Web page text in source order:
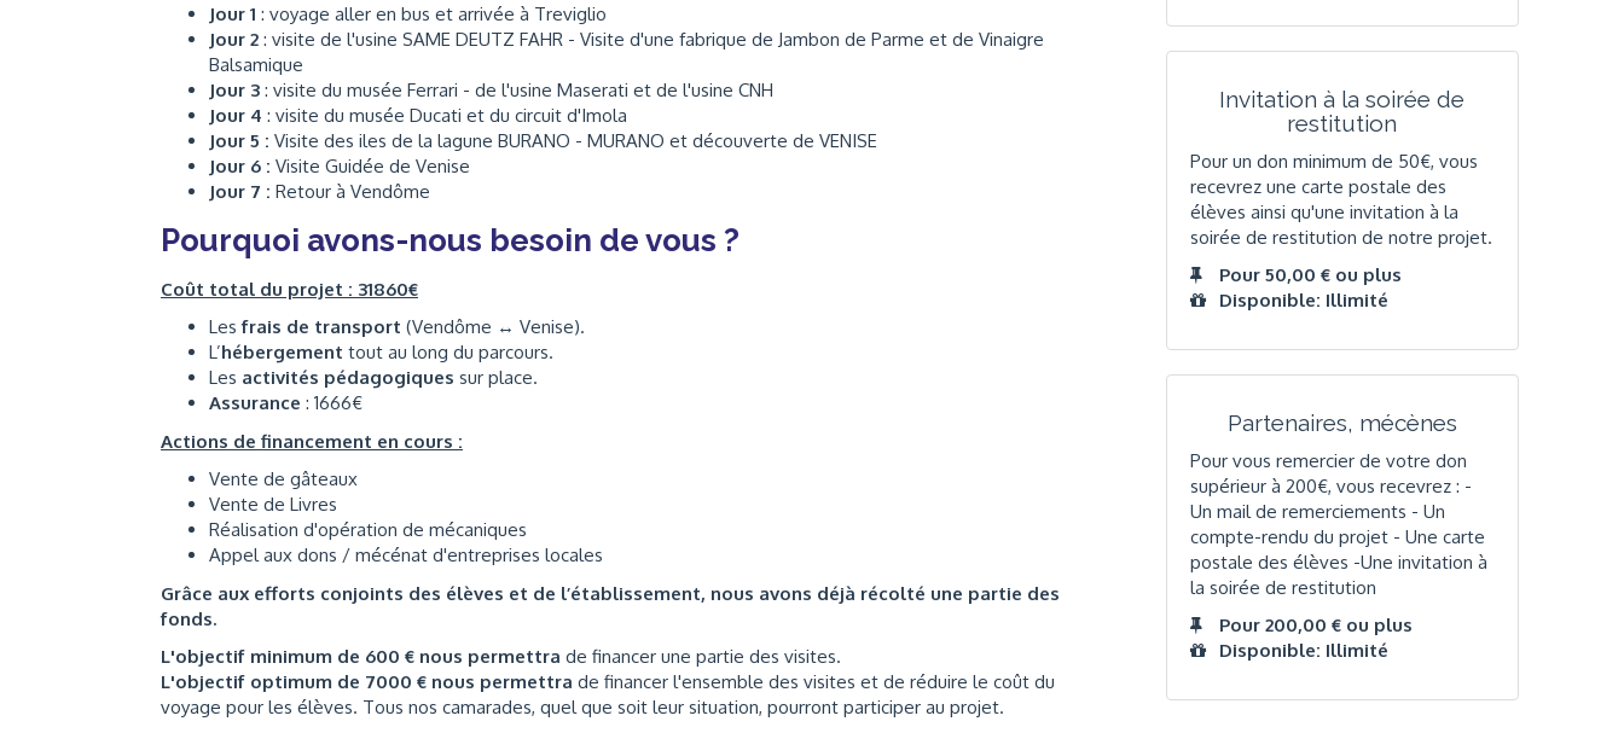
Jour 1 : voyage aller en bus et arrivée à Treviglio
Jour 2 : visite de l'usine SAME DEUTZ FAHR - Visite d'une fabrique de Jambon de Parme et de Vinaigre
Balsamique
Jour 3 : visite du musée Ferrari - de l'usine Maserati et de l'usine CNH
Jour 4 : visite du musée Ducati et du circuit d'Imola
Jour 5 : Visite des iles de la lagune BURANO - MURANO et découverte de VENISE
Jour 6 : Visite Guidée de Venise
Jour 7 : Retour à Vendôme
Pourquoi avons-nous besoin de vous ?
Coût total du projet : 31860€
Lesfrais de transport (Vendôme ↔ Venise).
L’hébergement tout au long du parcours.
Les activités pédagogiques sur place.
Assurance : 1666€
Actions de financement en cours :
Vente de gâteaux
Vente de Livres
Réalisation d'opération de mécaniques
Appel aux dons / mécénat d'entreprises locales
Grâce aux efforts conjoints des élèves et de l’établissement, nous avons déjà récolté une partie des
fonds.
L'objectif minimum de 600 € nous permettra de financer une partie des visites.
L'objectif optimum de 7000 € nous permettra de financer l'ensemble des visites et de réduire le coût du
voyage pour les élèves. Tous nos camarades, quel que soit leur situation, pourront participer au projet.
Invitation à la soirée de
restitution
Pour un don minimum de 50€, vous
recevrez une carte postale des
élèves ainsi qu'une invitation à la
soirée de restitution de notre projet.
Pour 50,00 € ou plus
Disponible: Illimité
Partenaires, mécènes
Pour vous remercier de votre don
supérieur à 200€, vous recevrez : -
Un mail de remerciements - Un
compte-rendu du projet - Une carte
postale des élèves -Une invitation à
la soirée de restitution
Pour 200,00 € ou plus
Disponible: Illimité